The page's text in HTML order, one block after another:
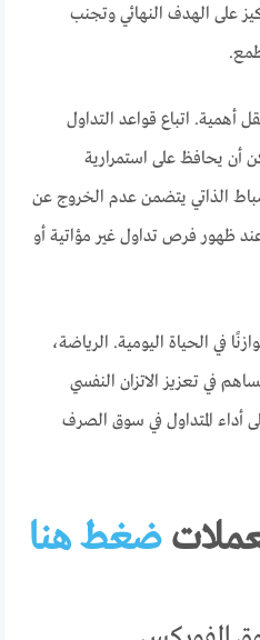
على الهدف النهائي وتجنب
أهمية. اتباع قواعد التداول
أن يحافظ على استمرارية
الذاتي يتضمن عدم الخروج عن
ظهور فرص تداول غير مؤاتية أو
في الحياة اليومية. الرياضة،
في تعزيز الاتزان النفسي
المتداول في سوق الصرف
ضغط هنا